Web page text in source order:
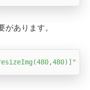
があります。